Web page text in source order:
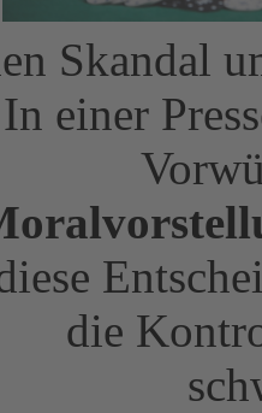
Skandal
In einer
die